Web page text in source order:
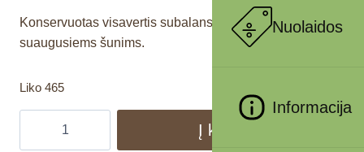
Nuolaidos
Informacija
Konservuotas visavertis subalansuotas pašaras
suaugusiems šunims.
Liko 465
Į krepšelį